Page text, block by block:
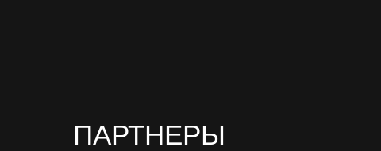
ПАРТНЕРЫ